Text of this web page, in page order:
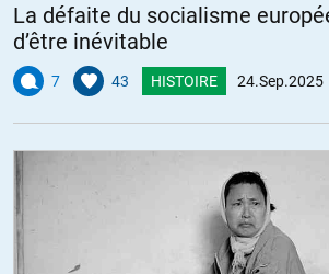
La défaite du socialisme
d’être inévitable
7 43 HISTOIRE 24.Sep.2025